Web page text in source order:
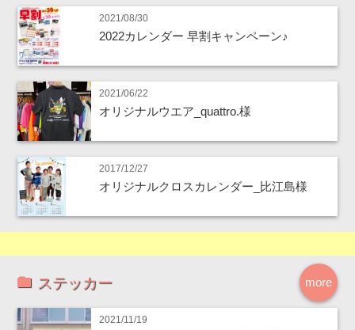
2021/08/30
2022カレンダー 早割キャンペーン♪
2021/06/22
オリジナルウエア_quattro.様
2017/12/27
オリジナルクロスカレンダー_比江島様
more
ステッカー
2021/11/19